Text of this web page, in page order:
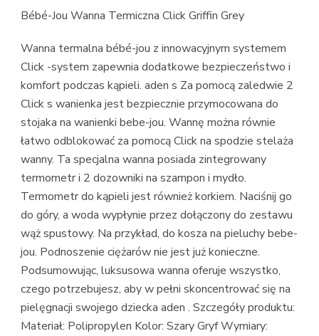
Bébé-Jou Wanna Termiczna Click Griffin Grey
Wanna termalna bébé-jou z innowacyjnym systemem
Click -system zapewnia dodatkowe bezpieczeństwo i
komfort podczas kąpieli. aden s Za pomocą zaledwie 2
Click s wanienka jest bezpiecznie przymocowana do
stojaka na wanienki bebe-jou. Wannę można równie
łatwo odblokować za pomocą Click na spodzie stelaża
wanny. Ta specjalna wanna posiada zintegrowany
termometr i 2 dozowniki na szampon i mydło.
Termometr do kąpieli jest również korkiem. Naciśnij go
do góry, a woda wypłynie przez dołączony do zestawu
wąż spustowy. Na przykład, do kosza na pieluchy bebe-
jou. Podnoszenie ciężarów nie jest już konieczne.
Podsumowując, luksusowa wanna oferuje wszystko,
czego potrzebujesz, aby w pełni skoncentrować się na
pielęgnacji swojego dziecka aden . Szczegóły produktu:
Materiał: Polipropylen Kolor: Szary Gryf Wymiary: